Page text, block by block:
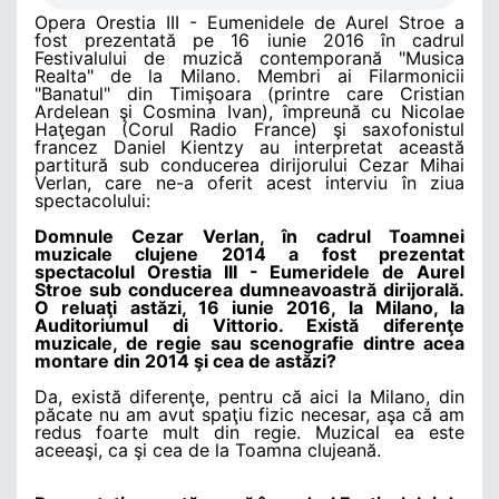
Opera Orestia III - Eumenidele de Aurel Stroe a
fost prezentată pe 16 iunie 2016 în cadrul
Festivalului de muzică contemporană "Musica
Realta" de la Milano. Membri ai Filarmonicii
"Banatul" din Timişoara (printre care Cristian
Ardelean şi Cosmina Ivan), împreună cu Nicolae
Haţegan (Corul Radio France) şi saxofonistul
francez Daniel Kientzy au interpretat această
partitură sub conducerea dirijorului Cezar Mihai
Verlan, care ne-a oferit acest interviu în ziua
spectacolului:
Domnule Cezar Verlan, în cadrul Toamnei
muzicale clujene 2014 a fost prezentat
spectacolul Orestia III - Eumeridele de Aurel
Stroe sub conducerea dumneavoastră dirijorală.
O reluaţi astăzi, 16 iunie 2016, la Milano, la
Auditoriumul di Vittorio. Există diferenţe
muzicale, de regie sau scenografie dintre acea
montare din 2014 şi cea de astăzi?
Da, există diferenţe, pentru că aici la Milano, din
păcate nu am avut spaţiu fizic necesar, aşa că am
redus foarte mult din regie. Muzical ea este
aceeaşi, ca şi cea de la Toamna clujeană.